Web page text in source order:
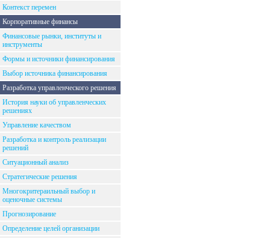
Контекст перемен
Корпоративные финансы
Финансовые рынки, институты и
инструменты
Формы и источники финансирования
Выбор источника финансирования
Разработка управленческого решения
История науки об управленческих
решениях
Управление качеством
Разработка и контроль реализации
решений
Ситуационный анализ
Стратегические решения
Многокритераильный выбор и
оценочные системы
Прогнозирование
Определение целей организации